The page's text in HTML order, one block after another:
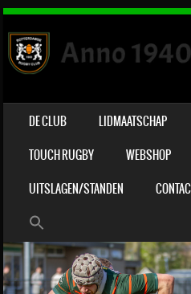
OVERSLAAN
DE CLUB LIDMAATSCHAP
TOUCH RUGBY
WEBSHOP
UITSLAGEN/STANDEN